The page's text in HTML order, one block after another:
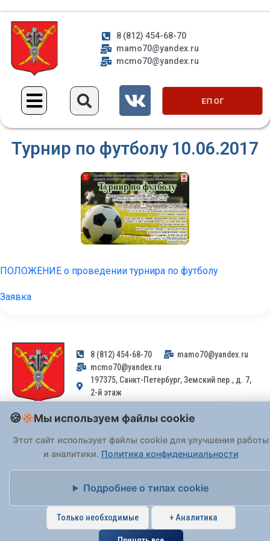
8 (812) 454-68-70
mamo70@yandex.ru
mcmo70@yandex.ru
ЕП ОГ
Турнир по футболу 10.06.2017
ПОЛОЖЕНИЕ о проведении турнира по футболу
Заявка
8 (812) 454-68-70
mamo70@yandex.ru
mcmo70@yandex.ru
197375, Санкт-Петербург, Земский пер., д. 7,
2-й этаж
Заявления и обращения граждан и организаций, поступившие на
адрес email, не могут быть рассмотрены на основании
Федерального закона от 02.05.2006 № 59-ФЗ
. Обращения
принимаются только: по почте, черезпортал «Госуслуги» (ЕПГУ)
или лично при предъявлении паспорта.
На Сайте действуетПолитика обработки персональных данных.
Мы используем файлы cookie
Этот сайт использует файлы cookie для улучшения работы
и аналитики. Политика конфиденциальности
Подробнее о типах cookie
Только необходимые + Аналитика